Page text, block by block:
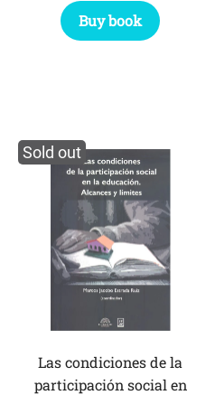
Buy book
Sold out
Las condiciones de la
participación social en